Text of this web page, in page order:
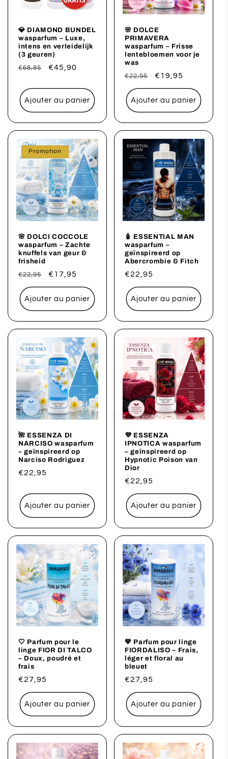
💎 DIAMOND BUNDEL
wasparfum – Luxe,
intens en verleidelijk
(3 geuren)
Prix
€68,85
Prix
€45,90
Ajouter au panier
🌸 DOLCE
PRIMAVERA
wasparfum – Frisse
lentebloemen voor je
was
Prix
habituel
€22,95
Prix
promotionnel
€19,95
Ajouter au panier
Promotion
🌸 DOLCI COCCOLE
wasparfum – Zachte
knuffels van geur &
frisheid
Prix
habituel
€22,95
Prix
promotionnel
€17,95
Ajouter au panier
🧴 ESSENTIAL MAN
wasparfum –
geïnspireerd op
Abercrombie & Fitch
Prix
habituel
€22,95
Ajouter au panier
🌺 ESSENZA DI
NARCISO wasparfum
– geïnspireerd op
Narciso Rodriguez
Prix
€22,95
Ajouter au panier
💜 ESSENZA
IPNOTICA wasparfum
– geïnspireerd op
Hypnotic Poison van
Dior
Prix
habituel
€22,95
Ajouter au panier
🤍 Parfum pour le
linge FIOR DI TALCO
– Doux, poudré et
frais
Prix
habituel
€27,95
Ajouter au panier
💙 Parfum pour linge
FIORDALISO – Frais,
léger et floral au
bleuet
Prix
habituel
€27,95
Ajouter au panier